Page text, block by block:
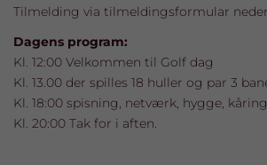
Tilmelding via tilmeldingsformular
Dagens program:
Kl. 12:00 Velkommen til Golf dag
Kl. 13.00 der spilles 18 huller og par 3
Kl. 18:00 spisning, netværk, hygge,
Kl. 20:00 Tak for i aften.